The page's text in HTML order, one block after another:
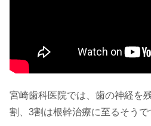
宮崎歯科医院では、歯の神経を
割、3割は根幹治療に至るそうで